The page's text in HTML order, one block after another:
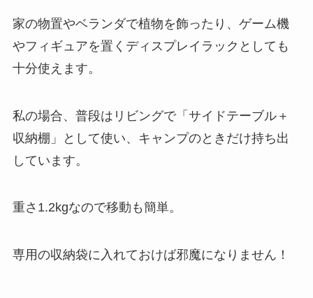
家の物置やベランダで植物を飾ったり、ゲーム機
やフィギュアを置くディスプレイラックとしても
十分使えます。
私の場合、普段はリビングで「サイドテーブル＋
収納棚」として使い、キャンプのときだけ持ち出
しています。
重さ1.2kgなので移動も簡単。
専用の収納袋に入れておけば邪魔になりません！